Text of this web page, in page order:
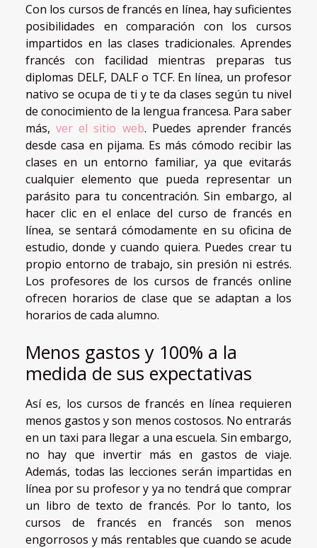
Con los cursos de francés en línea, hay suficientes
posibilidades en comparación con los cursos
impartidos en las clases tradicionales. Aprendes
francés con facilidad mientras preparas tus
diplomas DELF, DALF o TCF. En línea, un profesor
nativo se ocupa de ti y te da clases según tu nivel
de conocimiento de la lengua francesa. Para saber
más,ver el sitio web. Puedes aprender francés
desde casa en pijama. Es más cómodo recibir las
clases en un entorno familiar, ya que evitarás
cualquier elemento que pueda representar un
parásito para tu concentración. Sin embargo, al
hacer clic en el enlace del curso de francés en
línea, se sentará cómodamente en su oficina de
estudio, donde y cuando quiera. Puedes crear tu
propio entorno de trabajo, sin presión ni estrés.
Los profesores de los cursos de francés online
ofrecen horarios de clase que se adaptan a los
horarios de cada alumno.
Menos gastos y 100% a la
medida de sus expectativas
Así es, los cursos de francés en línea requieren
menos gastos y son menos costosos. No entrarás
en un taxi para llegar a una escuela. Sin embargo,
no hay que invertir más en gastos de viaje.
Además, todas las lecciones serán impartidas en
línea por su profesor y ya no tendrá que comprar
un libro de texto de francés. Por lo tanto, los
cursos de francés en francés son menos
engorrosos y más rentables que cuando se acude